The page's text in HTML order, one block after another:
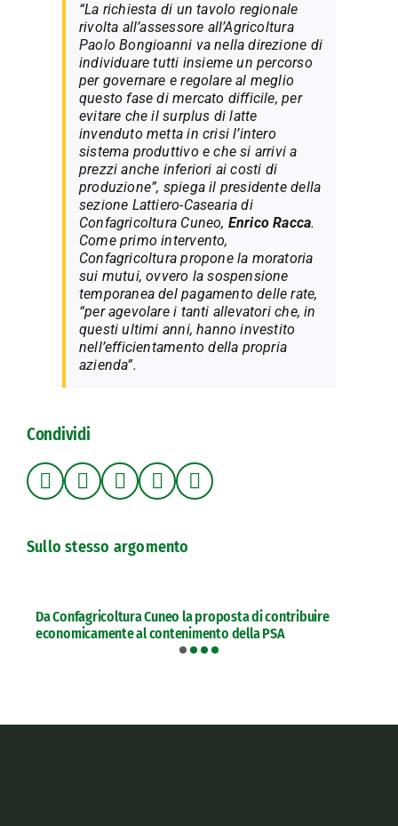
“La richiesta di un tavolo regionale
rivolta all’assessore all’Agricoltura
Paolo Bongioanni va nella direzione di
individuare tutti insieme un percorso
per governare e regolare al meglio
questo fase di mercato difficile, per
evitare che il surplus di latte
invenduto metta in crisi l’intero
sistema produttivo e che si arrivi a
prezzi anche inferiori ai costi di
produzione”, spiega il presidente della
sezione Lattiero-Casearia di
Confagricoltura Cuneo, Enrico Racca.
Come primo intervento,
Confagricoltura propone la moratoria
sui mutui, ovvero la sospensione
temporanea del pagamento delle rate,
“per agevolare i tanti allevatori che, in
questi ultimi anni, hanno investito
nell’efficientamento della propria
azienda”.
Condividi
Sullo stesso argomento
Da Confagricoltura Cuneo la proposta di contribuire
economicamente al contenimento della PSA